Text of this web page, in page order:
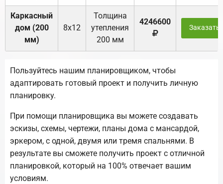
Каркасный
дом (200
мм)
8х12
Толщина
утепления
200 мм
4246600
Заказать
Пользуйтесь нашим планировщиком, чтобы
адаптировать готовый проект и получить личную
планировку.
При помощи планировщика вы можете создавать
эскизы, схемы, чертежи, планы дома с мансардой,
эркером, с одной, двумя или тремя спальнями. В
результате вы сможете получить проект с отличной
планировкой, который на 100% отвечает вашим
условиям.